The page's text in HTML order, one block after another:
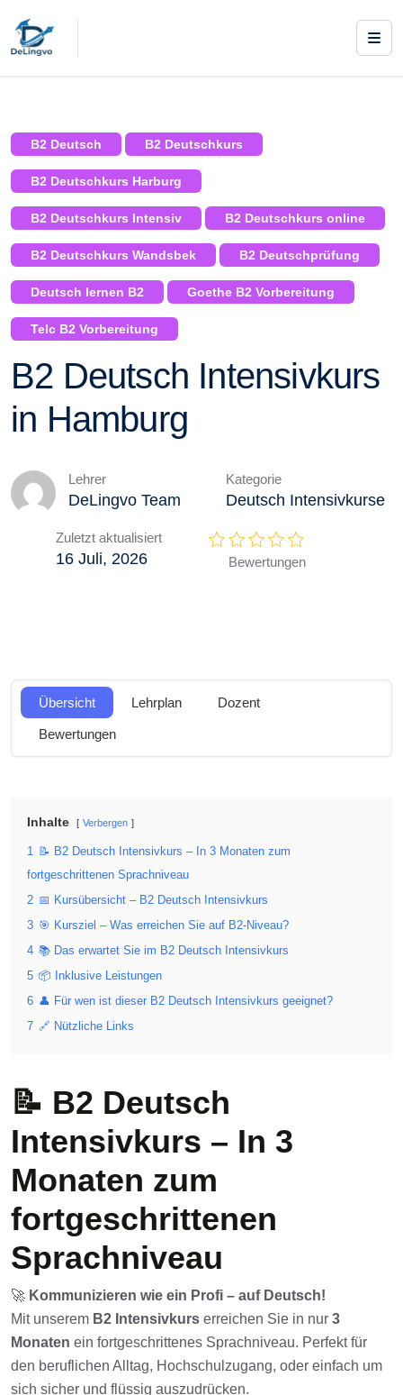
|Courses
Intensivkurs in Hamburg
B2 Deutsch B2 Deutschkurs
B2 Deutschkurs Harburg
B2 Deutschkurs Intensiv B2 Deutschkurs online
B2 Deutschkurs Wandsbek B2 Deutschprüfung
Deutsch lernen B2 Goethe B2 Vorbereitung
Telc B2 Vorbereitung
B2 Deutsch Intensivkurs
in Hamburg
Lehrer
DeLingvo Team
Kategorie
Deutsch Intensivkurse
Zuletzt aktualisiert
16 Juli, 2026 Bewertungen
Übersicht Lehrplan Dozent
Bewertungen
Inhalte Verbergen
1 📝 B2 Deutsch Intensivkurs – In 3 Monaten zum
fortgeschrittenen Sprachniveau
2 📅 Kursübersicht – B2 Deutsch Intensivkurs
3 🎯 Kursziel – Was erreichen Sie auf B2-Niveau?
4 📚 Das erwartet Sie im B2 Deutsch Intensivkurs
5 📦 Inklusive Leistungen
6 👤 Für wen ist dieser B2 Deutsch Intensivkurs geeignet?
7 🔗 Nützliche Links
📝 B2 Deutsch
Intensivkurs – In 3
Monaten zum
fortgeschrittenen
Sprachniveau
🚀 Kommunizieren wie ein Profi – auf Deutsch!
Mit unserem B2 Intensivkurs erreichen Sie in nur 3
Monaten ein fortgeschrittenes Sprachniveau. Perfekt für
den beruflichen Alltag, Hochschulzugang, oder einfach um
sich sicher und flüssig auszudrücken.